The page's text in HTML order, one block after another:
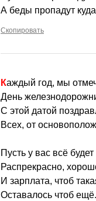
А беды пропадут
Скопировать
Каждый год, мы
День
С этой датой
Всех, от
Пусть у вас всё
Распрекрасно,
И зарплата, чтоб
Оставалось чтоб ещё.